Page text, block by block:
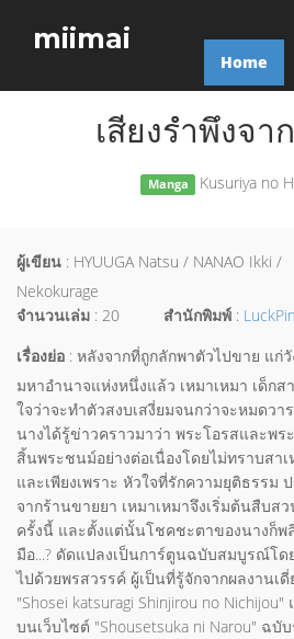
miimai
Home
เสียงรำพึงจา
Manga Kusuriya no
ผู้เขียน : HYUUGA Natsu / NANAO Ikki /
Nekokurage
จำนวนเล่ม : 20 สำนักพิมพ์ :
เรื่องย่อ : หลังจากที่ถูกลักพาตัวไปขาย แก่
มหาอำนาจแห่งหนึ่งแล้ว เหมาเหมา เด็ก
ใจว่าจะทำตัวสงบเสงี่ยมจนกว่าจะหมดว
นางได้รู้ข่าวคราวมาว่า พระโอรสและพร
สิ้นพระชนม์อย่างต่อเนื่องโดยไม่ทราบสา
และเพียงเพราะ หัวใจที่รักความยุติธรรม
จากร้านขายยา เหมาเหมาจึงเริ่มต้นสืบ
ครั้งนี้ และตั้งแต่นั้นโชคชะตาของนางก็พ
มือ...? ดัดแปลงเป็นการ์ตูนฉบับสมบูรณ์โ
ไปด้วยพรสวรรค์ ผู้เป็นที่รู้จักจากผลงานเ
"Shosei katsuragi Shinjirou no Nichijou"
บนเว็บไซต์ "Shousetsuka ni Narou" ฉบั